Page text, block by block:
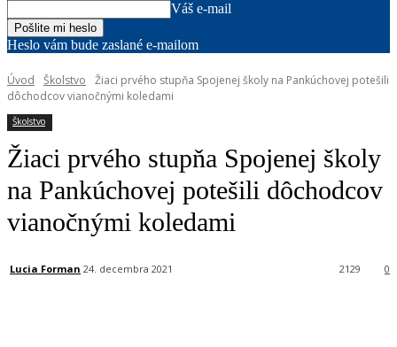
Váš e-mail
Heslo vám bude zaslané e-mailom
Úvod Školstvo
Žiaci prvého stupňa Spojenej školy na Pankúchovej potešili
dôchodcov vianočnými koledami
Školstvo
Žiaci prvého stupňa Spojenej školy
na Pankúchovej potešili dôchodcov
vianočnými koledami
Lucia Forman 24. decembra 2021 0
2129